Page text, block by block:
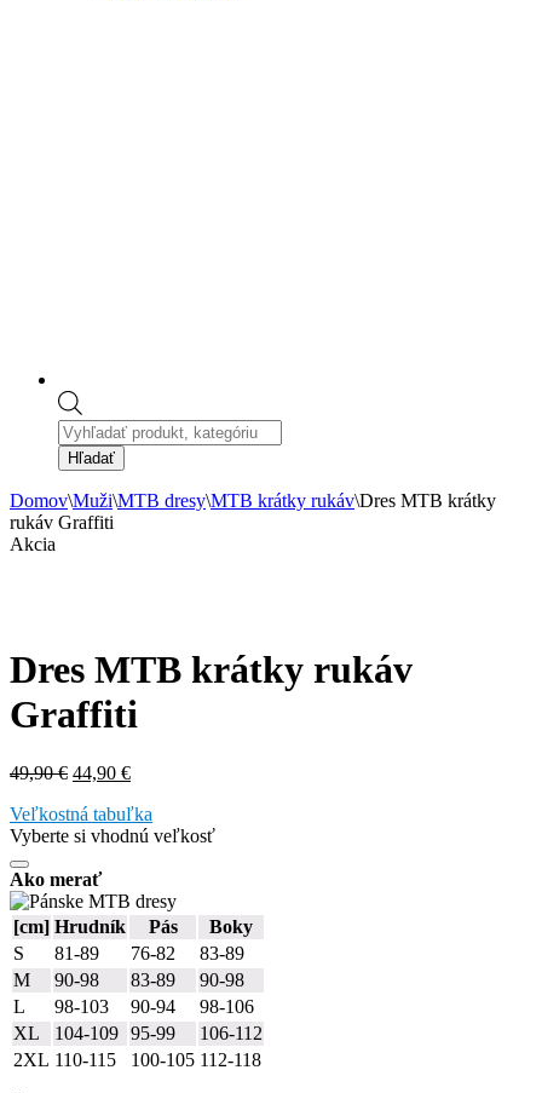
Products
search
Hľadať
Domov\Muži\MTB dresy\MTB krátky rukáv\Dres MTB krátky
rukáv Graffiti
Akcia
Dres MTB krátky rukáv
Graffiti
49,90€ Pôvodná
bola:
49,90 €.
44,90 €Aktuálna
je:
44,90 €.
Veľkostná tabuľka
Vyberte si vhodnú veľkosť
Ako merať
[cm] Hrudník Pás
Boky
S
81-89 76-82
83-89
M
90-98 83-89
90-98
L
98-103 90-94
98-106
XL
104-109 95-99
106-112
2XL 110-115 100-105 112-118